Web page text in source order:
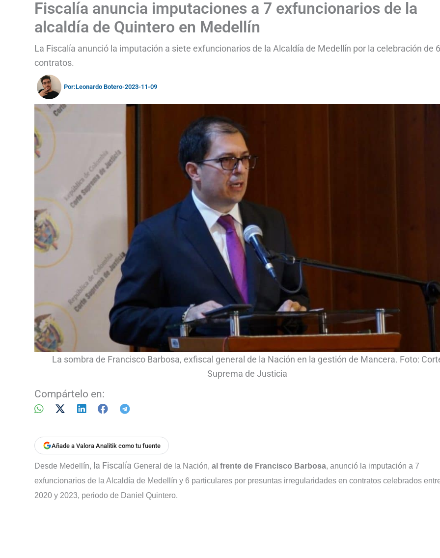
Fiscalía anuncia imputaciones a 7 exfuncionarios de la
alcaldía de Quintero en Medellín
La Fiscalía anunció la imputación a siete exfuncionarios de la Alcaldía de Medellín por la celebración de 6
contratos.
Por:Leonardo Botero-2023-11-09
La sombra de Francisco Barbosa, exfiscal general de la Nación en la gestión de Mancera. Foto:
Suprema de Justicia
Compártelo en:
Añade a Valora Analitik como tu fuente
Desde Medellín, la Fiscalía General de la Nación, al frente de Francisco Barbosa, anunció la imputación a 7
exfuncionarios de la Alcaldía de Medellín y 6 particulares por presuntas irregularidades en contratos celebrados
2020 y 2023, periodo de Daniel Quintero.